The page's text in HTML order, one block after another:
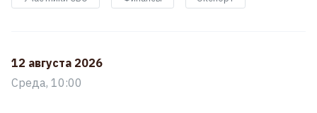
12 августа 2026
Среда, 10:00